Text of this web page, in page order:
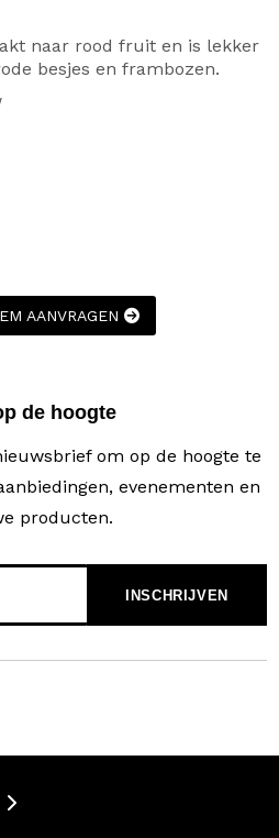
naar rood fruit en is lekker
besjes en frambozen.
AANVRAGEN
de hoogte
om op de hoogte te
evenementen en
producten.